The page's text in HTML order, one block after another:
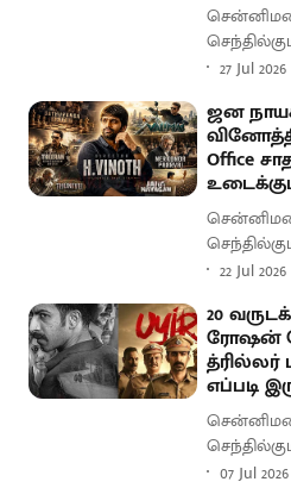
27 Jul 2026
ஜன
Office
22 Jul 2026
20
ரோஷன்
த்ரில்லர்
எப்படி
07 Jul 2026